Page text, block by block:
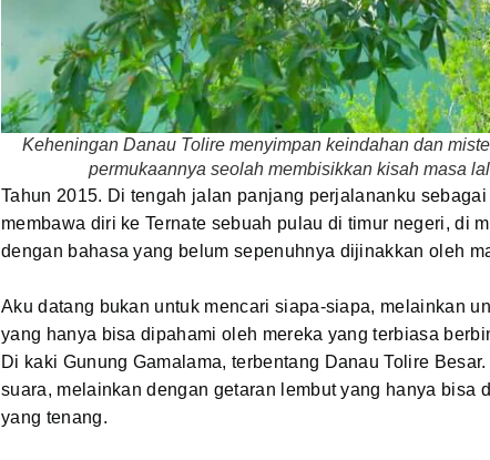
Keheningan Danau Tolire menyimpan keindahan dan
permukaannya seolah membisikkan kisah masa
Tahun 2015. Di tengah jalan panjang perjalananku
membawa diri ke Ternate sebuah pulau di timur negeri, di
dengan bahasa yang belum sepenuhnya dijinakkan oleh
Aku datang bukan untuk mencari siapa-siapa, melainkan
yang hanya bisa dipahami oleh mereka yang terbiasa
Di kaki Gunung Gamalama, terbentang Danau Tolire
suara, melainkan dengan getaran lembut yang hanya bisa
yang tenang.